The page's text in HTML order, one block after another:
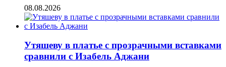
08.08.2026
Утяшеву в платье с прозрачными вставками
сравнили с Изабель Аджани